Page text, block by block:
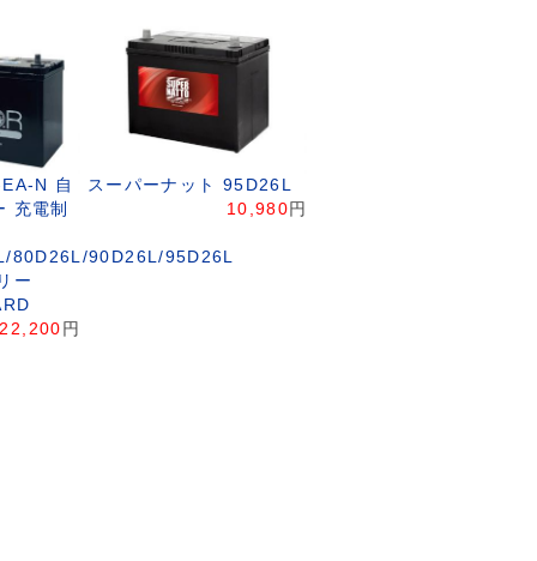
N 自
充電制
80D26L/90D26L/95D26L
ー
22,200 円
スーパーナット 95D26L
10,980円